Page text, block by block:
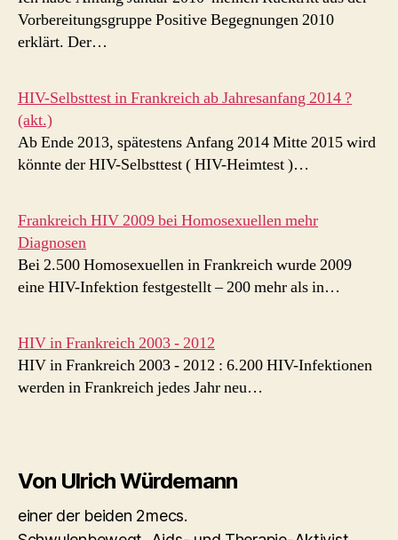
Vorbereitungsgruppe Positive Begegnungen 2010
erklärt. Der…
HIV-Selbsttest in Frankreich ab Jahresanfang 2014 ?
(akt.)
Ab Ende 2013, spätestens Anfang 2014 Mitte 2015 wird
könnte der HIV-Selbsttest ( HIV-Heimtest )…
Frankreich HIV 2009 bei Homosexuellen mehr
Diagnosen
Bei 2.500 Homosexuellen in Frankreich wurde 2009
eine HIV-Infektion festgestellt – 200 mehr als in…
HIV in Frankreich 2003 - 2012
HIV in Frankreich 2003 - 2012 : 6.200 HIV-Infektionen
werden in Frankreich jedes Jahr neu…
Von Ulrich Würdemann
einer der beiden 2mecs.